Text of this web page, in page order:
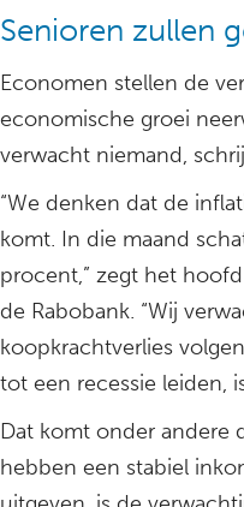
Senioren zullen
Economen stellen de
economische groei
verwacht niemand,
“We denken dat de
komt. In die maand
procent,” zegt het
de Rabobank. “Wij
koopkrachtverlies
tot een recessie leiden,
Dat komt onder andere
hebben een stabiel